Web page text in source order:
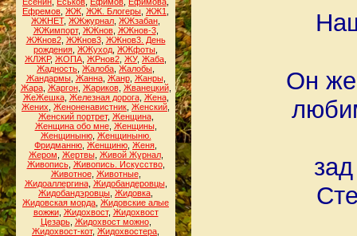
Ефремов ЖЖ ЖЖ. Блогеры ЖЖ1
ЖЖНЕТ, ЖЖжурнал ЖЖзабан
ЖЖимпорт, ЖЖнов, ЖЖнов-3,
ЖЖнов2, ЖЖнов3, ЖЖнов3. День
рождения ЖЖуход ЖЖфоты
ЖЛЖР, ЖОПА ЖРнов2 ЖУ, Жаба
Жадность Жалоба Жалобы
Жандармы, Жанна, Жанр, Жанры,
Жара, Жаргон, Жариков, Жванецкий,
ЖеЖешка, Железная дорога, Жена,
Жених Женоненавистник Женский
Женский портрет, Женщина,
Женщина обо мне, Женщины,
Женщиныню, Женщиныню.
Фридманню Женщиню Женя
Жером Жертвы, Живой Журнал,
Живопись, Живопись. Искусство,
Животное, Животные,
Жидоаллергина, Жидобандеровцы,
Жидобандэровцы Жидовка
Жидовская морда Жидовские алые
вожжи, Жидохвост, Жидохвост
Цезарь, Жидохвост можно,
Жидохвост-кот, Жидохвостера
Он же